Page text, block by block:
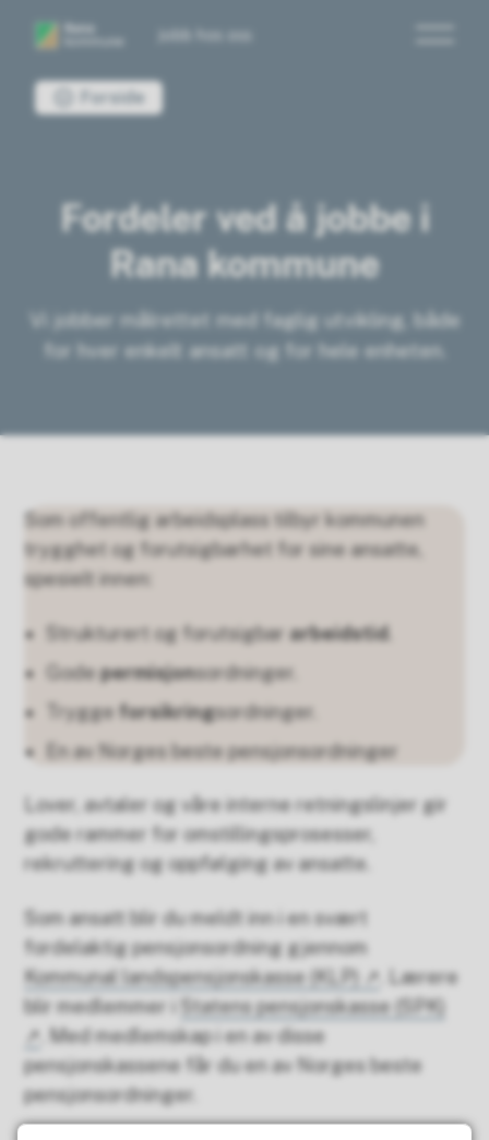
Du er her:Forside
Fordeler ved å jobbe i
Rana kommune
Vi jobber målrettet med faglig utvikling, både
for hver enkelt ansatt og for hele enheten.
Som offentlig arbeidsplass tilbyr kommunen
trygghet og forutsigbarhet for sine ansatte,
spesielt innen:
Strukturert og forutsigbar arbeidstid
Godepermisjonsordninger.
Trygge forsikringsordninger.
En av Norges beste pensjonsordninger
Lover, avtaler og våre interne retningslinjer gir
gode rammer for omstillingsprosesser,
rekruttering og oppfølging av ansatte.
Som ansatt blir du meldt inn i en svært
fordelaktig pensjonsordning gjennom
Kommunal landspensjonskasse (KLP)
. Lærere
blir medlemmer i
Statens pensjonskasse (SPK)
. Med medlemskap i en av disse
pensjonskassene får du en av Norges beste
pensjonsordninger.